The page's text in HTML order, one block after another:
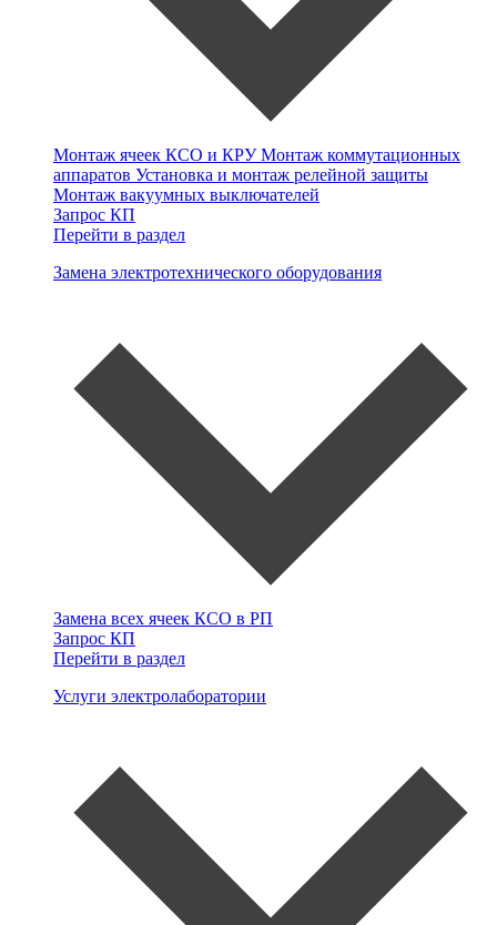
Монтаж ячеек КСО и КРУМонтаж коммутационных
аппаратов Установка и монтаж релейной защиты
Монтаж вакуумных выключателей
Запрос КП
Перейти в раздел
Замена электротехнического оборудования
Замена всех ячеек КСО в РП
Запрос КП
Перейти в раздел
Услуги электролаборатории